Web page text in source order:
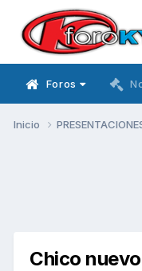
Foros
Inicio
Chico